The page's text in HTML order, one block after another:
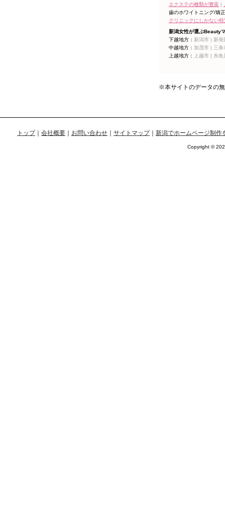
エクステの種類が豊富 |
歯のホワイトニング/矯
クリニックにしかない
新潟女性が選ぶBeauty
下越地方： 新潟市 | 新発
中越地方： 加茂市 | 三条
上越地方：
上越市 | 糸魚
※本サイトのデータの
トップ｜ 会社概要 お問い合わせ サイトマップ｜ 新潟でホームページ制作
Copyright ©